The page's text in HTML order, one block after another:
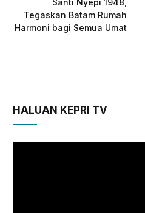
Santi Nyepi 1948,
Tegaskan Batam Rumah
Harmoni bagi Semua Umat
HALUAN KEPRI TV